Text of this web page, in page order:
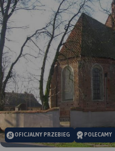
MAPA TURYSTYCZNA W
APLIKACJI TRASEO
Mapa krajoznawcza
województwa lubuskiego z
wyszczególnionymi
atrakcjami turystycznymi. Na
mapie umieszczono grafiki
atrakcji turystycznych.
OFICJALNY PRZEBIEG POLECAMY